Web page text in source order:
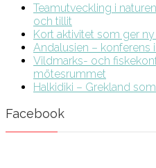
Teamutveckling i
och tillit
Kort aktivitet som ger
Andalusien – konferens
Vildmarks- och
mötesrummet
Halkidiki – Grekland
Facebook